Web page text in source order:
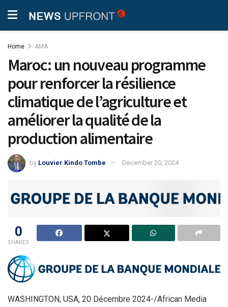
Home AMA
Maroc : un nouveau programme
pour renforcer la résilience
climatique de l’agriculture et
améliorer la qualité de la
production alimentaire
by Louvier Kindo Tombe December 20, 2024
0
SHARES
WASHINGTON, USA, 20 Décembre 2024-/African Media